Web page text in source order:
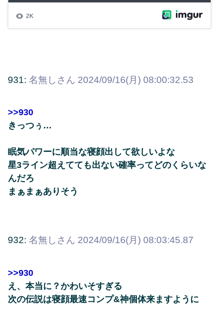
931: 名無しさん 2024/09/16(月) 08:00:32.53
>>930
きっつぅ…
眠気パワーに順当な寝顔出して欲しいよな
星3ライン超えてても出ない確率ってどのくらいな
んだろ
まぁまぁありそう
932: 名無しさん 2024/09/16(月) 08:03:45.87
>>930
え、本当に？かわいそすぎる
次の伝説は寝顔最速コンプ&神個体来ますように